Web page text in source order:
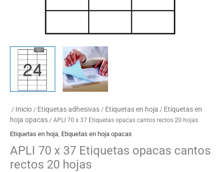
/ Inicio / Etiquetas adhesivas / Etiquetas en hoja / Etiquetas en
hoja opacas / APLI 70 x 37 Etiquetas opacas cantos rectos 20 hojas
Etiquetas en hoja Etiquetas en hoja opacas
APLI 70 x 37 Etiquetas opacas cantos
rectos 20 hojas